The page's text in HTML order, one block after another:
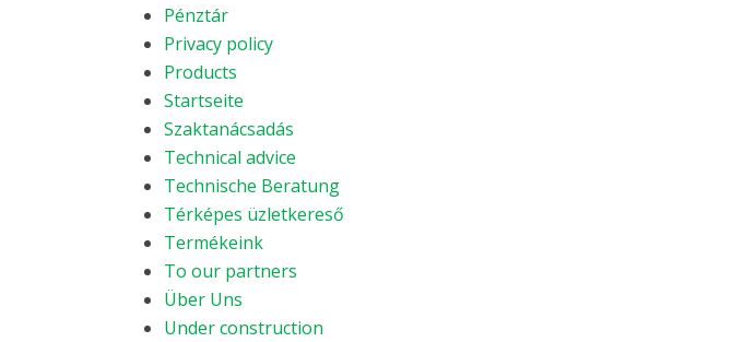
Pénztár
Privacy policy
Products
Startseite
Szaktanácsadás
Technical advice
Technische Beratung
Térképes üzletkereső
Termékeink
To our partners
Über Uns
Under construction